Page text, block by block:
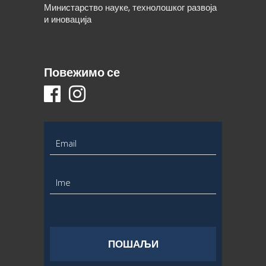
Министарство науке, технолошког развоја
и иновација
Повежимо се